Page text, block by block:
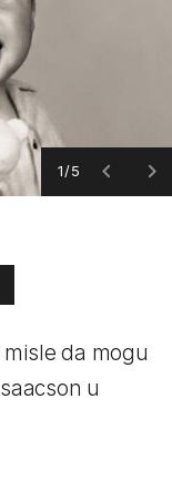
1/5
da mogu
u